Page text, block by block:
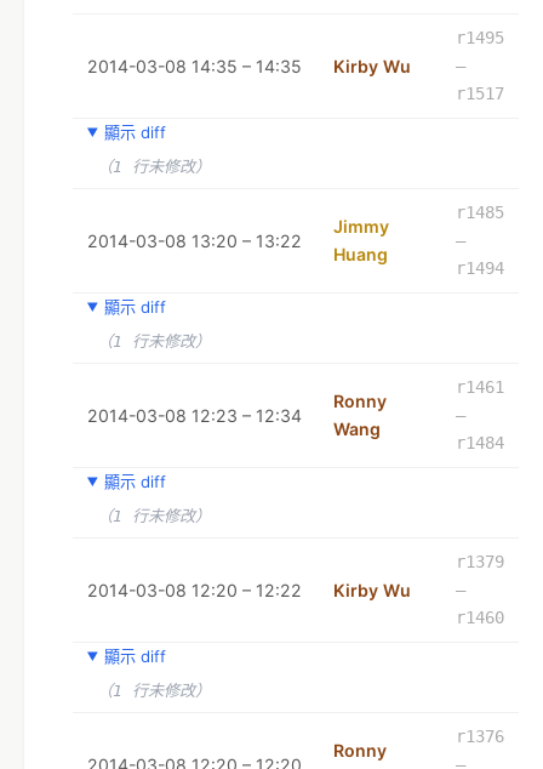
2014-03-08 14:35 – 14:35 Kirby Wu
r1495
–
r1517
顯示 diff
（1 行未修改）
2014-03-08 13:20 – 13:22
Jimmy
Huang
r1485
–
r1494
顯示 diff
（1 行未修改）
2014-03-08 12:23 – 12:34
Ronny
Wang
r1461
–
r1484
顯示 diff
（1 行未修改）
2014-03-08 12:20 – 12:22 Kirby Wu
r1379
–
r1460
顯示 diff
（1 行未修改）
2014-03-08 12:20 – 12:20
Ronny
r1376
–